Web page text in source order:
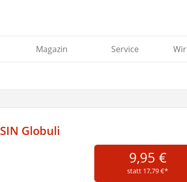
Magazin Service
Globuli
9,95 €
statt 17,79 €*